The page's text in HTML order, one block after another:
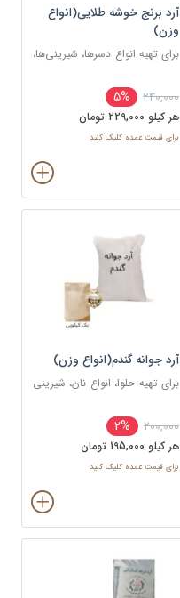
آرد برنج خوشه طلایی(انواع
وزن)
برای تهیه انواع دسرها، شیرینی‌ها،
240,000
5%
هر کيلو 229,000 تومان
برای قیمت عمده کلیک کنید
آرد جوانه گندم(انواع وزن)
برای تهیه حلوا، انواع نان، شیرینی‌
200,000
2%
هر کيلو 195,000 تومان
برای قیمت عمده کلیک کنید